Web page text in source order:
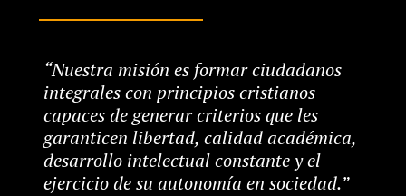
“Nuestra misión es formar ciudadanos
integrales con principios cristianos
capaces de generar criterios que les
garanticen libertad, calidad académica,
desarrollo intelectual constante y el
ejercicio de su autonomía en sociedad.”